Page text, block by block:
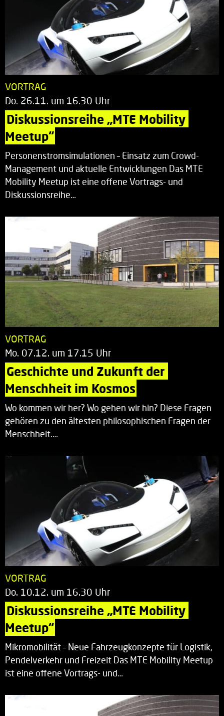
VORTRAG
Do. 26.11. um 16.30 Uhr
Diskussionsreihe „MTE Mobility
Meetup“
Personenstromsimulationen – Einsatz zum Crowd-
Management und aktuelle Entwicklungen Das MTE
Mobility Meetup ist eine offene Vortrags- und
Diskussionsreihe…
VORTRAG
Mo. 07.12. um 17.15 Uhr
Geschichte und Zukunft der
Menschheit im Kosmos
Wo kommen wir her? Wo gehen wir hin? Diese Fragen
gehören zu den ältesten philosophischen Fragen der
Menschheit.…
VORTRAG
Do. 10.12. um 16.30 Uhr
Diskussionsreihe „MTE Mobility
Meetup“
Mikromobilität – Neue Fahrzeugkonzepte für Logistik,
Pendelverkehr und Freizeit Das MTE Mobility Meetup
ist eine offene Vortrags- und…